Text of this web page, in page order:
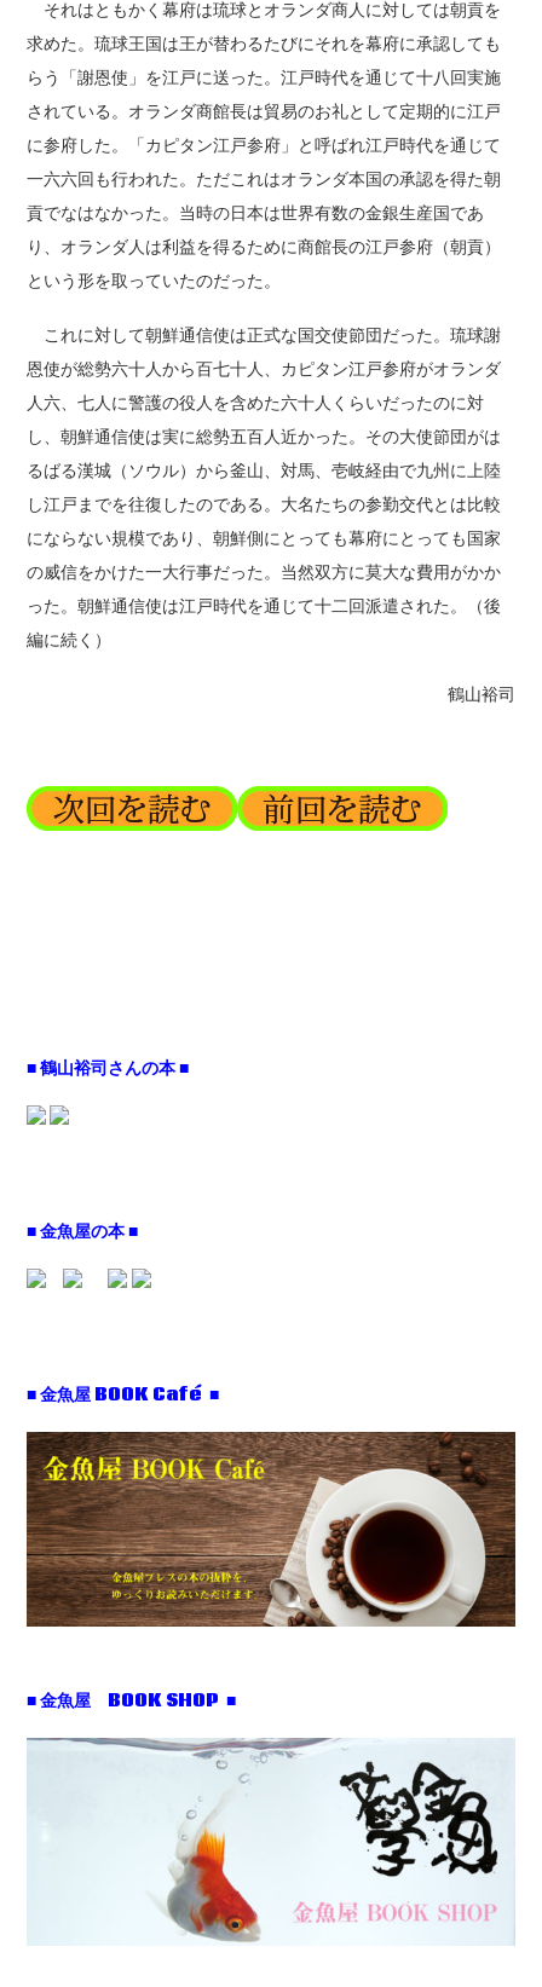
それはともかく幕府は琉球とオランダ商人に対しては朝貢を
求めた。琉球王国は王が替わるたびにそれを幕府に承認しても
らう「謝恩使」を江戸に送った。江戸時代を通じて十八回実施
されている。オランダ商館長は貿易のお礼として定期的に江戸
に参府した。「カピタン江戸参府」と呼ばれ江戸時代を通じて
一六六回も行われた。ただこれはオランダ本国の承認を得た朝
貢でなはなかった。当時の日本は世界有数の金銀生産国であ
り、オランダ人は利益を得るために商館長の江戸参府（朝貢）
という形を取っていたのだった。
これに対して朝鮮通信使は正式な国交使節団だった。琉球謝
恩使が総勢六十人から百七十人、カピタン江戸参府がオランダ
人六、七人に警護の役人を含めた六十人くらいだったのに対
し、朝鮮通信使は実に総勢五百人近かった。その大使節団がは
るばる漢城（ソウル）から釜山、対馬、壱岐経由で九州に上陸
し江戸までを往復したのである。大名たちの参勤交代とは比較
にならない規模であり、朝鮮側にとっても幕府にとっても国家
の威信をかけた一大行事だった。当然双方に莫大な費用がかか
った。朝鮮通信使は江戸時代を通じて十二回派遣された。（後
編に続く）
鶴山裕司
■ 鶴山裕司さんの本 ■
■ 金魚屋の本 ■
■ 金魚屋 BOOK Café ■
■ 金魚屋 BOOK SHOP ■